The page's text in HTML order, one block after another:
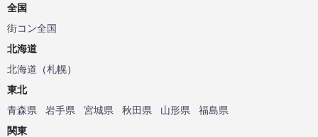
全国
街コン全国
北海道
北海道 （札幌）
東北
青森県
岩手県 宮城県 秋田県 山形県
福島県
関東